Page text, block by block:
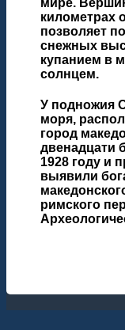
мире.
километрах
позволяет
снежных
купанием в
солнцем.
У подножия
моря,
город
двенадцати
1928 году и
выявили
римского